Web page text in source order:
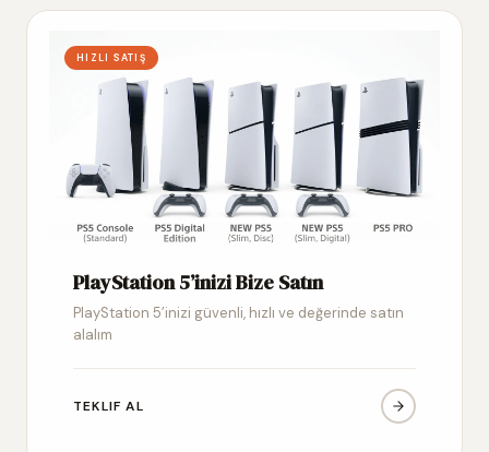
HIZLI SATIŞ
PlayStation 5’inizi Bize Satın
PlayStation 5’inizi güvenli, hızlı ve değerinde satın
alalım
TEKLIF AL